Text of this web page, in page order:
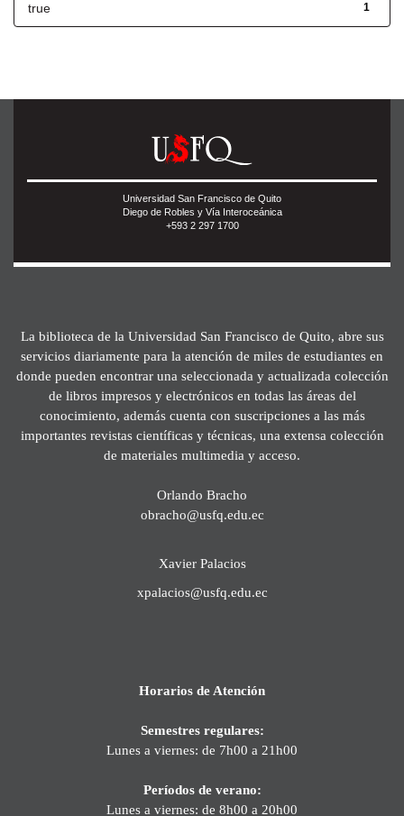
1
true
Universidad San Francisco de Quito
Diego de Robles y Vía Interoceánica
+593 2 297 1700
La biblioteca de la Universidad San Francisco de Quito, abre sus
servicios diariamente para la atención de miles de estudiantes en
donde pueden encontrar una seleccionada y actualizada colección
de libros impresos y electrónicos en todas las áreas del
conocimiento, además cuenta con suscripciones a las más
importantes revistas científicas y técnicas, una extensa colección
de materiales multimedia y acceso.
Orlando Bracho
obracho@usfq.edu.ec
Xavier Palacios
xpalacios@usfq.edu.ec
Horarios de Atención
Semestres regulares:
Lunes a viernes: de 7h00 a 21h00
Períodos de verano:
Lunes a viernes: de 8h00 a 20h00